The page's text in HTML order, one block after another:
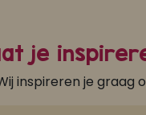
je
inspireren je graag